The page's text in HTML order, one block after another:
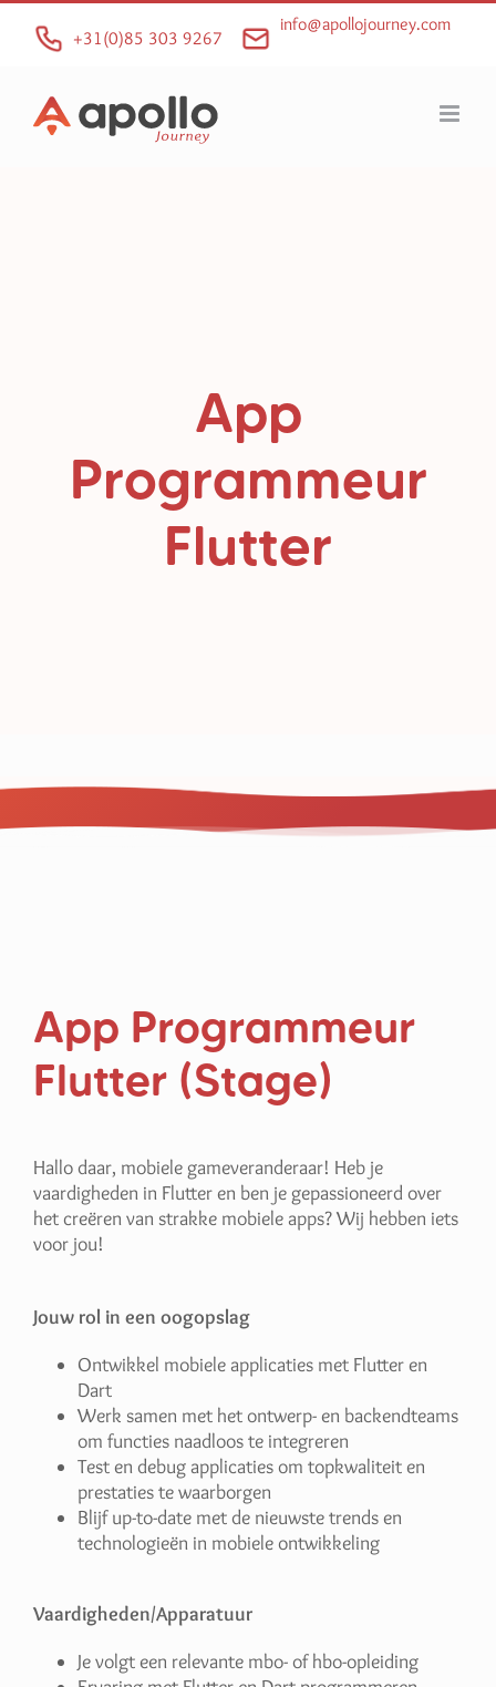
Ga
+31(0)85 303 9267
info@apollojourney.com
App
Programmeur
Flutter
App Programmeur
Flutter(Stage)
Hallo daar, mobiele gameveranderaar! Heb je
vaardigheden in Flutter en ben je gepassioneerd over
het creëren van strakke mobiele apps? Wij hebben iets
voor jou!
Jouw rol in een oogopslag
Ontwikkel mobiele applicaties met Flutter en
Dart
Werk samen met het ontwerp- en backendteams
om functies naadloos te integreren
Test en debug applicaties om topkwaliteit en
prestaties te waarborgen
Blijf up-to-date met de nieuwste trends en
technologieën in mobiele ontwikkeling
Vaardigheden/Apparatuur
Je volgt een relevante mbo- of hbo-opleiding